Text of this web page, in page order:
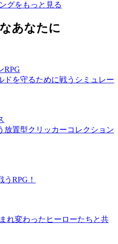
グをもっと見る
あなたに
RPG
ドを守るために戦うシミュレー
放置型クリッカーコレクション
RPG！
れ変わったヒーローたちと共